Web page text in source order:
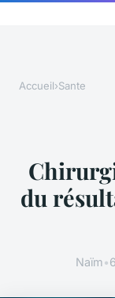
Accueil›Sante
du
Naïm•